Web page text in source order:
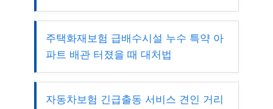
주택화재보험 급배수시설 누수 특약 아
파트 배관 터졌을 때 대처법
자동차보험 긴급출동 서비스 견인 거리